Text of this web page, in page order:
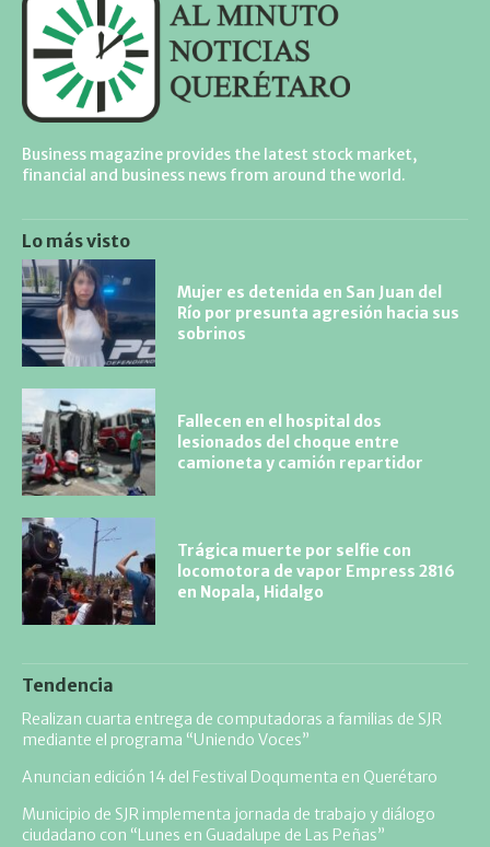
Business magazine provides the latest stock market,
financial and business news from around the world.
Lo más visto
Mujer es detenida en San Juan del
Río por presunta agresión hacia sus
sobrinos
Fallecen en el hospital dos
lesionados del choque entre
camioneta y camión repartidor
Trágica muerte por selfie con
locomotora de vapor Empress 2816
en Nopala, Hidalgo
Tendencia
Realizan cuarta entrega de computadoras a familias de SJR
mediante el programa “Uniendo Voces”
Anuncian edición 14 del Festival Doqumenta en Querétaro
Municipio de SJR implementa jornada de trabajo y diálogo
ciudadano con “Lunes en Guadalupe de Las Peñas”